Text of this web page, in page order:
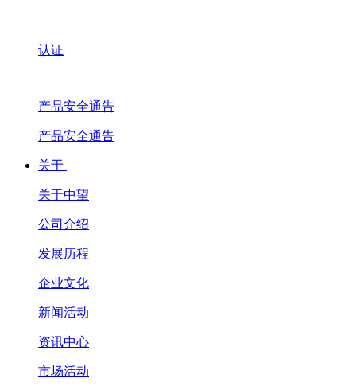
认证
产品安全通告
产品安全通告
关于
关于中望
公司介绍
发展历程
企业文化
新闻活动
资讯中心
市场活动